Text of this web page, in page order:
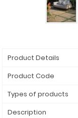
Product Details
Product Code
Types of products
Description